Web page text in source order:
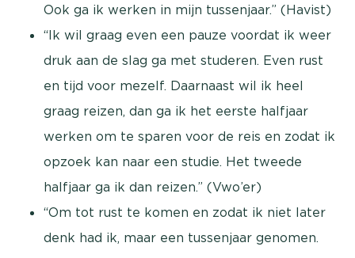
Ook ga ik werken in mijn tussenjaar.” (Havist)
“Ik wil graag even een pauze voordat ik weer
druk aan de slag ga met studeren. Even rust
en tijd voor mezelf. Daarnaast wil ik heel
graag reizen, dan ga ik het eerste halfjaar
werken om te sparen voor de reis en zodat ik
opzoek kan naar een studie. Het tweede
halfjaar ga ik dan reizen.” (Vwo’er)
“Om tot rust te komen en zodat ik niet later
denk had ik, maar een tussenjaar genomen.